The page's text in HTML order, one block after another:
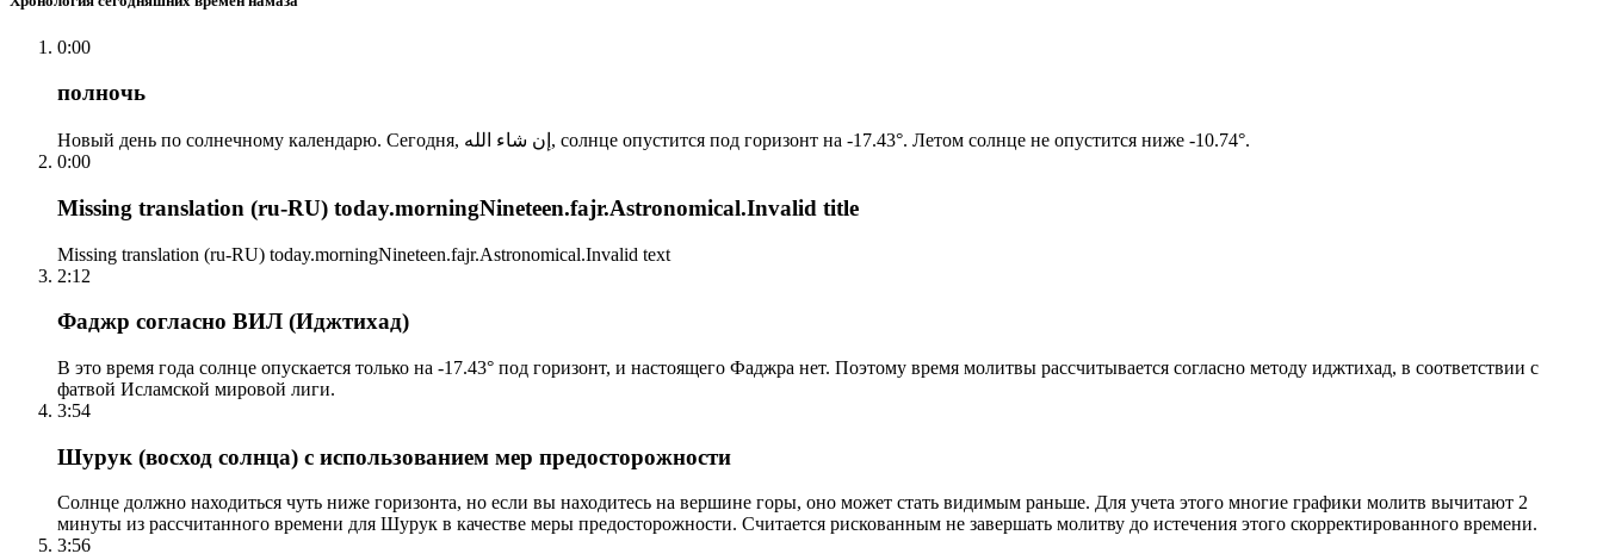
0:00
полночь
Новый день по солнечному календарю. Сегодня, إن شاء الله, солнце опустится под горизонт на -17.43°. Летом солнце не опустится ниже -10.74°.
0:00
Missing translation (ru-RU) today.morningNineteen.fajr.Astronomical.Invalid title
Missing translation (ru-RU) today.morningNineteen.fajr.Astronomical.Invalid text
2:12
Фаджр согласно ВИЛ (Иджтихад)
В это время года солнце опускается только на -17.43° под горизонт, и настоящего Фаджра нет. Поэтому время молитвы рассчитывается согласно методу иджтихад, в соответствии с
фатвой Исламской мировой лиги.
3:54
Шурук (восход солнца) с использованием мер предосторожности
Солнце должно находиться чуть ниже горизонта, но если вы находитесь на вершине горы, оно может стать видимым раньше. Для учета этого многие графики молитв вычитают 2
минуты из рассчитанного времени для Шурук в качестве меры предосторожности. Считается рискованным не завершать молитву до истечения этого скорректированного времени.
3:56